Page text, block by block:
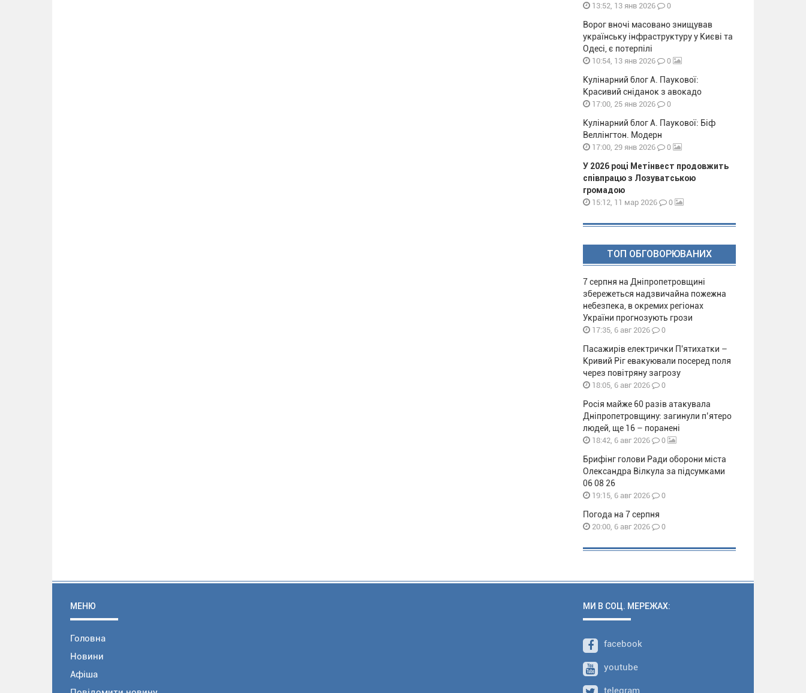
13:52, 13 янв 2026 0
Ворог вночі масовано знищував
українську інфраструктуру у Києві та
Одесі, є потерпілі
10:54, 13 янв 2026 0
Кулінарний блог А. Паукової:
Красивий сніданок з авокадо
17:00, 25 янв 2026 0
Кулінарний блог А. Паукової: Біф
Веллінгтон. Модерн
17:00, 29 янв 2026 0
У 2026 році Метінвест продовжить
співпрацю з Лозуватською
громадою
15:12, 11 мар 2026 0
ТОП ОБГОВОРЮВАНИХ
7 серпня на Дніпропетровщині
збережеться надзвичайна пожежна
небезпека, в окремих регіонах
України прогнозують грози
17:35, 6 авг 2026 0
Пасажирів електрички П'ятихатки –
Кривий Ріг евакуювали посеред поля
через повітряну загрозу
18:05, 6 авг 2026 0
Росія майже 60 разів атакувала
Дніпропетровщину: загинули п’ятеро
людей, ще 16 – поранені
18:42, 6 авг 2026 0
Брифінг голови Ради оборони міста
Олександра Вілкула за підсумками
06 08 26
19:15, 6 авг 2026 0
Погода на 7 серпня
20:00, 6 авг 2026 0
МЕНЮ
Головна
Новини
Афіша
МИ В СОЦ. МЕРЕЖАХ:
facebook
youtube
telegram